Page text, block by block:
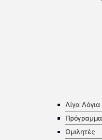
Λίγα Λόγια
Πρόγραμμα
Ομιλητές